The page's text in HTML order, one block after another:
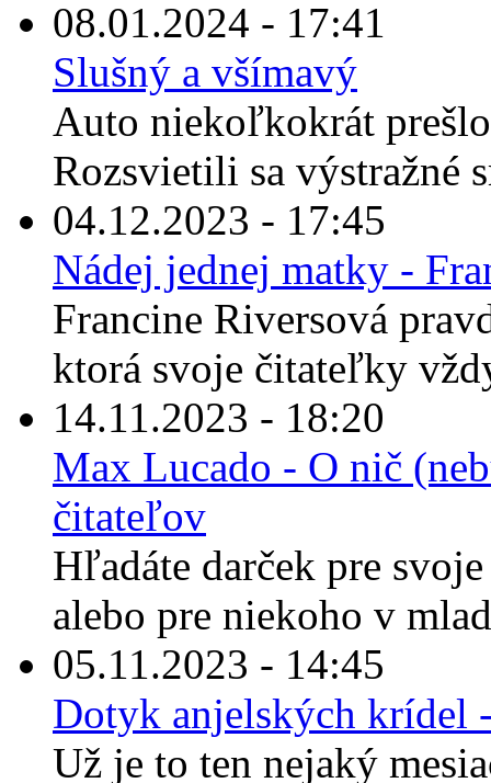
08.01.2024 - 17:41
Slušný a všímavý
Auto niekoľkokrát
Rozsvietili sa výstražné
04.12.2023 - 17:45
Nádej jednej matky -
Francine Riversová
ktorá svoje čitateľky
14.11.2023 - 18:20
Max Lucado - O nič
čitateľov
Hľadáte darček pre
alebo pre niekoho v
05.11.2023 - 14:45
Dotyk anjelských krídel
Už je to ten nejaký